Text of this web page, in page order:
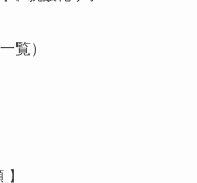
覧）
】